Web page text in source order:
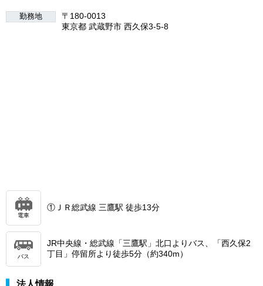
勤務地
〒180-0013
東京都 武蔵野市 西久保3-5-8
電車
①ＪＲ総武線 三鷹駅 徒歩13分
バス
JR中央線・総武線「三鷹駅」北口よりバス、「西久保2
丁目」停留所より徒歩5分（約340m）